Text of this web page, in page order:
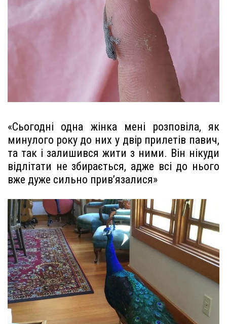
«Сьогодні одна жінка мені розповіла, як
минулого року до них у двір прилетів павич,
та так і залишився жити з ними. Він нікуди
відлітати не збирається, адже всі до нього
вже дуже сильно прив’язалися»